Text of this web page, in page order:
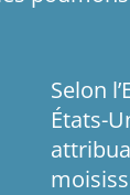
Selon
États-